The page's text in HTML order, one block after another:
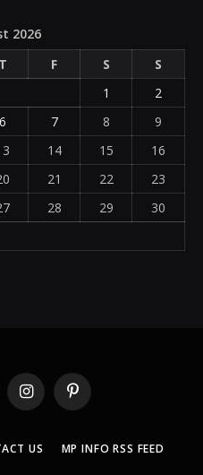
2026
T F S
S
1
2
6 7 8
9
14 15
16
21 22
23
28 29
30
InstagramPinterest
US MP INFO RSS FEED